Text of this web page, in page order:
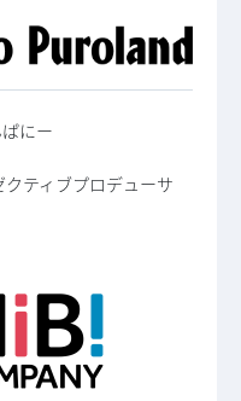
ぱにー
ティブプロデューサ